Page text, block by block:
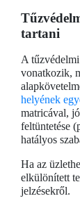
tartani
A
vonatkozik,
helyének
matricával,
feltüntetése
hatályos
Ha az
elkülönített
jelzésekről.